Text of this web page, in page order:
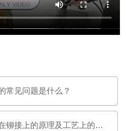
常见问题是什么？
铆螺母枪在铆接上的原理及工艺上的要求